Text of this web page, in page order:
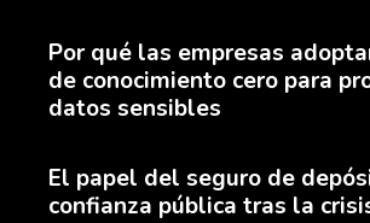
Por qué las empresas
de conocimiento cero para
datos sensibles
El papel del seguro de
confianza pública tras la